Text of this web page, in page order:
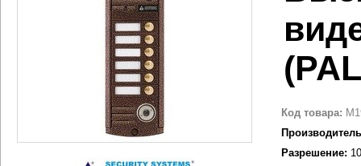
Код товара:
Разрешение: